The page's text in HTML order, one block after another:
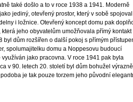
také došlo a to v roce 1938 a 1941. Moderně
jediný, otevřený prostor, který v sobě spojoval
i ložnice. Otevřený koncept domu pak
jeho obyvatelům umožňovala přímý kontakt
byl dům rozšířen o další pokoj s přímým
spolumajitelku domu a Noppesovu budoucí
jako pracovna. V roce 1941 pak byla
v 90. letech 20. století byl dům bohužel výrazně
je tak pouze torzem jeho původní